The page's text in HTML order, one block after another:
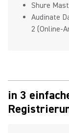
Shure
Audinate
2 (Online-
in 3